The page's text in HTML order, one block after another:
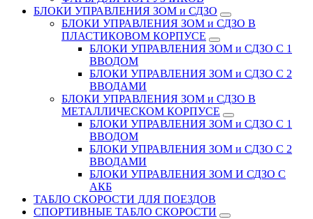
БЛОКИ УПРАВЛЕНИЯ ЗОМ и СДЗО
БЛОКИ УПРАВЛЕНИЯ ЗОМ и СДЗО В
ПЛАСТИКОВОМ КОРПУСЕ
БЛОКИ УПРАВЛЕНИЯ ЗОМ и СДЗО С 1
ВВОДОМ
БЛОКИ УПРАВЛЕНИЯ ЗОМ и СДЗО С 2
ВВОДАМИ
БЛОКИ УПРАВЛЕНИЯ ЗОМ и СДЗО В
МЕТАЛЛИЧЕСКОМ КОРПУСЕ
БЛОКИ УПРАВЛЕНИЯ ЗОМ и СДЗО С 1
ВВОДОМ
БЛОКИ УПРАВЛЕНИЯ ЗОМ и СДЗО С 2
ВВОДАМИ
БЛОКИ УПРАВЛЕНИЯ ЗОМ И СДЗО С
АКБ
ТАБЛО СКОРОСТИ ДЛЯ ПОЕЗДОВ
СПОРТИВНЫЕ ТАБЛО СКОРОСТИ